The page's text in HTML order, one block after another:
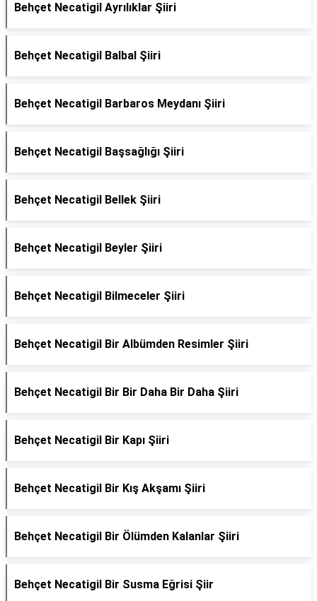
Behçet Necatigil Ayrılıklar Şiiri
Behçet Necatigil Balbal Şiiri
Behçet Necatigil Barbaros Meydanı Şiiri
Behçet Necatigil Başsağlığı Şiiri
Behçet Necatigil Bellek Şiiri
Behçet Necatigil Beyler Şiiri
Behçet Necatigil Bilmeceler Şiiri
Behçet Necatigil Bir Albümden Resimler Şiiri
Behçet Necatigil Bir Bir Daha Bir Daha Şiiri
Behçet Necatigil Bir Kapı Şiiri
Behçet Necatigil Bir Kış Akşamı Şiiri
Behçet Necatigil Bir Ölümden Kalanlar Şiiri
Behçet Necatigil Bir Susma Eğrisi Şiir